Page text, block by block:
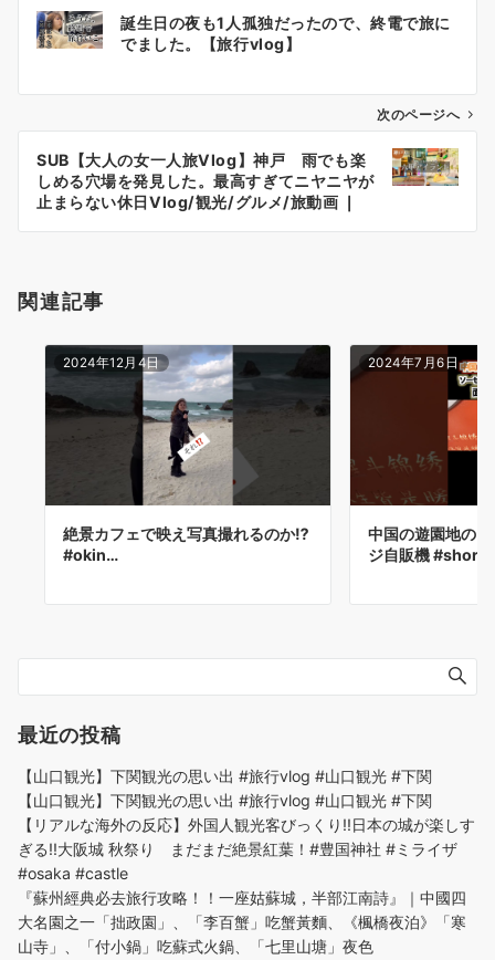
ビ
ン
誕生日の夜も1人孤独だったので、終電で旅に
でました。【旅行vlog】
次のページへ
SUB【大人の女一人旅Vlog】神戸 雨でも楽
しめる穴場を発見した。最高すぎてニヤニヤが
止まらない休日Vlog/観光/グルメ/旅動画 ❘
関連記事
2024年12月4日
絶景カフェで映え写真撮れるのか⁉️
#okin…
2024年7月6日
中国の遊園地の
ジ自販機
最近の投稿
【山口観光】下関観光の思い出 #旅行vlog #山口観光 #下関
【山口観光】下関観光の思い出 #旅行vlog #山口観光 #下関
【リアルな海外の反応】外国人観光客びっくり!!日本の城が楽しす
ぎる!!大阪城 秋祭り まだまだ絶景紅葉！#豊国神社 #ミライザ
#osaka #castle
『蘇州經典必去旅行攻略！！一座姑蘇城，半部江南詩』｜中國四
大名園之一「拙政園」、「李百蟹」吃蟹黃麵、《楓橋夜泊》「寒
山寺」、「付小鍋」吃蘇式火鍋、「七里山塘」夜色